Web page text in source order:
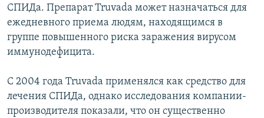
СПИДа. Препарат Truvada может назначаться для
ежедневного приема людям, находящимся в
группе повышенного риска заражения вирусом
иммунодефицита.
С 2004 года Truvada применялся как средство для
лечения СПИДа, однако исследования компании-
производителя показали, что он существенно